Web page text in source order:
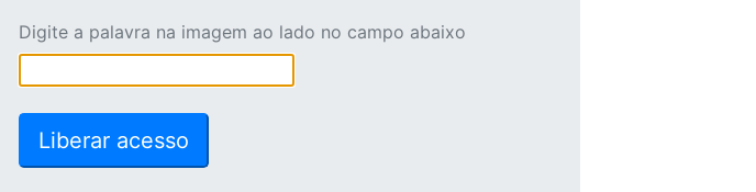
Digite a palavra na imagem ao lado no campo abaixo